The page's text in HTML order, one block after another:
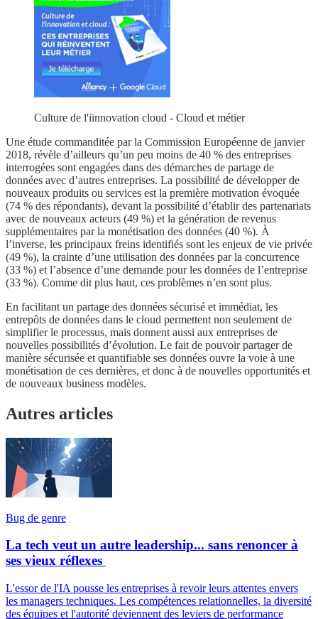
Culture de l'iinnovation cloud - Cloud et métier
Une étude commanditée par la Commission Européenne de janvier
2018, révèle d’ailleurs qu’un peu moins de 40 % des entreprises
interrogées sont engagées dans des démarches de partage de
données avec d’autres entreprises. La possibilité de développer de
nouveaux produits ou services est la première motivation évoquée
(74 % des répondants), devant la possibilité d’établir des partenariats
avec de nouveaux acteurs (49 %) et la génération de revenus
supplémentaires par la monétisation des données (40 %). À
l’inverse, les principaux freins identifiés sont les enjeux de vie privée
(49 %), la crainte d’une utilisation des données par la concurrence
(33 %) et l’absence d’une demande pour les données de l’entreprise
(33 %). Comme dit plus haut, ces problèmes n’en sont plus.
En facilitant un partage des données sécurisé et immédiat, les
entrepôts de données dans le cloud permettent non seulement de
simplifier le processus, mais donnent aussi aux entreprises de
nouvelles possibilités d’évolution. Le fait de pouvoir partager de
manière sécurisée et quantifiable ses données ouvre la voie à une
monétisation de ces dernières, et donc à de nouvelles opportunités et
de nouveaux business modèles.
Autres articles
Bug de genre
La tech veut un autre leadership... sans renoncer à
ses vieux réflexes
L'essor de l'IA pousse les entreprises à revoir leurs attentes envers
les managers techniques. Les compétences relationnelles, la diversité
des équipes et l'autorité deviennent des leviers de performance